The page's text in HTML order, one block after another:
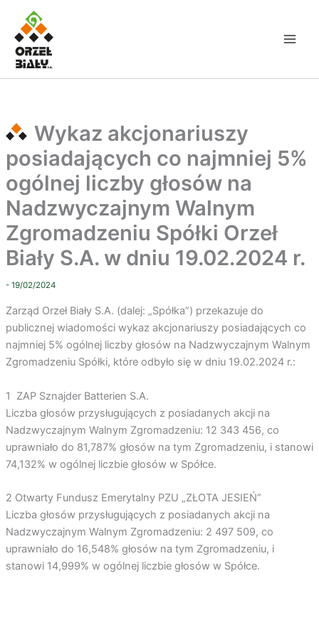
Przejdź
treści
Wykaz akcjonariuszy
posiadających co najmniej 5%
ogólnej liczby głosów na
Nadzwyczajnym Walnym
Zgromadzeniu Spółki Orzeł
Biały S.A. w dniu 19.02.2024 r.
- 19/02/2024
Zarząd Orzeł Biały S.A. (dalej: „Spółka”) przekazuje do
publicznej wiadomości wykaz akcjonariuszy posiadających co
najmniej 5% ogólnej liczby głosów na Nadzwyczajnym Walnym
Zgromadzeniu Spółki, które odbyło się w dniu 19.02.2024 r.:
1 ZAP Sznajder Batterien S.A.
Liczba głosów przysługujących z posiadanych akcji na
Nadzwyczajnym Walnym Zgromadzeniu: 12 343 456, co
uprawniało do 81,787% głosów na tym Zgromadzeniu, i stanowi
74,132% w ogólnej liczbie głosów w Spółce.
2 Otwarty Fundusz Emerytalny PZU „ZŁOTA JESIEŃ”
Liczba głosów przysługujących z posiadanych akcji na
Nadzwyczajnym Walnym Zgromadzeniu: 2 497 509, co
uprawniało do 16,548% głosów na tym Zgromadzeniu, i
stanowi 14,999% w ogólnej liczbie głosów w Spółce.